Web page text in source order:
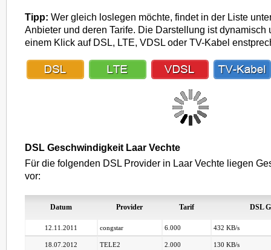
Tipp: Wer gleich loslegen möchte, findet in der Liste
Anbieter und deren Tarife. Die Darstellung ist dynamisch
einem Klick auf DSL, LTE, VDSL oder TV-Kabel
DSL Geschwindigkeit Laar Vechte
Für die folgenden DSL Provider in Laar Vechte liegen
vor:
Datum Provider Tarif DSL
12.11.2011 congstar 6.000 432 KB/s
18.07.2012 TELE2 2.000 130 KB/s